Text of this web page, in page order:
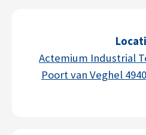
Actemium Industrial
Poort van Veghel